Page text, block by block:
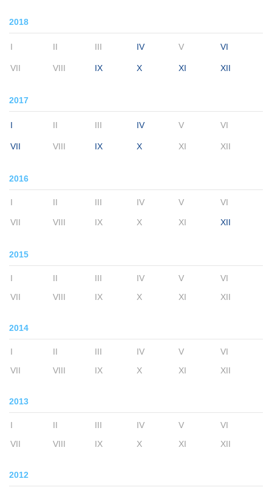
2018
I II III IV V VI
VII VIII IX X XI XII
2017
I II III IV V VI
VII VIII IX X XI XII
2016
I II III IV V VI
VII VIII IX X XI XII
2015
I II III IV V
VI
VII
VIII IX X XI XII
2014
I II III IV V
VI
VII
VIII IX X XI XII
2013
I II III IV V
VI
VII
VIII IX X XI XII
2012